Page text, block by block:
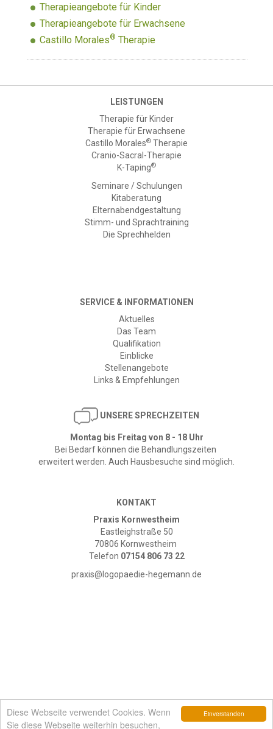
Einverstanden
Diese Webseite verwendet Cookies. Wenn
Sie diese Webseite weiterhin besuchen,
Therapieangebote für Kinder
Therapieangebote für Erwachsene
Castillo Morales® Therapie
LEISTUNGEN
Therapie für Kinder
Therapie für Erwachsene
Castillo Morales® Therapie
Cranio-Sacral-Therapie
K-Taping®
Seminare / Schulungen
Kitaberatung
Elternabendgestaltung
Stimm- und Sprachtraining
Die Sprechhelden
SERVICE & INFORMATIONEN
Aktuelles
Das Team
Qualifikation
Einblicke
Stellenangebote
Links & Empfehlungen
UNSERE SPRECHZEITEN
Montag bis Freitag von 8 - 18 Uhr
Bei Bedarf können die Behandlungszeiten
erweitert werden. Auch Hausbesuche sind möglich.
KONTAKT
Praxis Kornwestheim
Eastleighstraße 50
70806 Kornwestheim
Telefon 07154 806 73 22
praxis@logopaedie-hegemann.de
© Christine Hegemann 2016 . www.logopaedie-hegemann.de .